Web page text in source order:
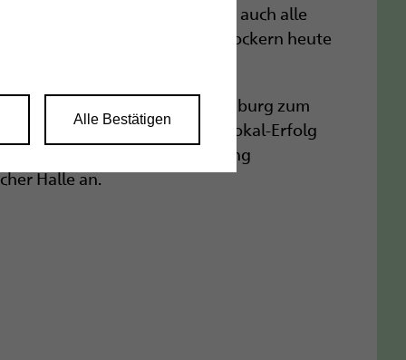
drei auf dem Feld, sondern auch alle
war es, warum wir den Rostockern heute
Pokal und krönte sich in Hamburg zum
die SSG-Goalballer war der Pokal-Erfolg
Damen steht jedoch Anfang
Halle an.
Alle Bestätigen